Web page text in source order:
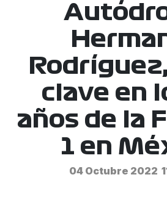
clave en
años de la
1 en
04 Octubre 2022